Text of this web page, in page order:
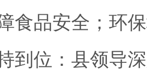
食品安全；环
到位 ：县领导